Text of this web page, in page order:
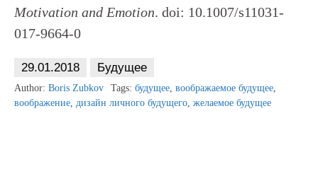
Motivation and Emotion. doi: 10.1007/s11031-
017-9664-0
29.01.2018 Будущее
Author: Boris Zubkov Tags: будущее, воображаемое будущее,
воображение, дизайн личного будущего, желаемое будущее